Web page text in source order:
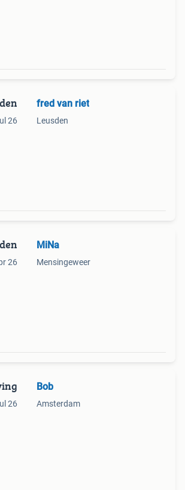
26
fred van riet
Leusden
26
MiNa
Mensingeweer
26
Bob
Amsterdam